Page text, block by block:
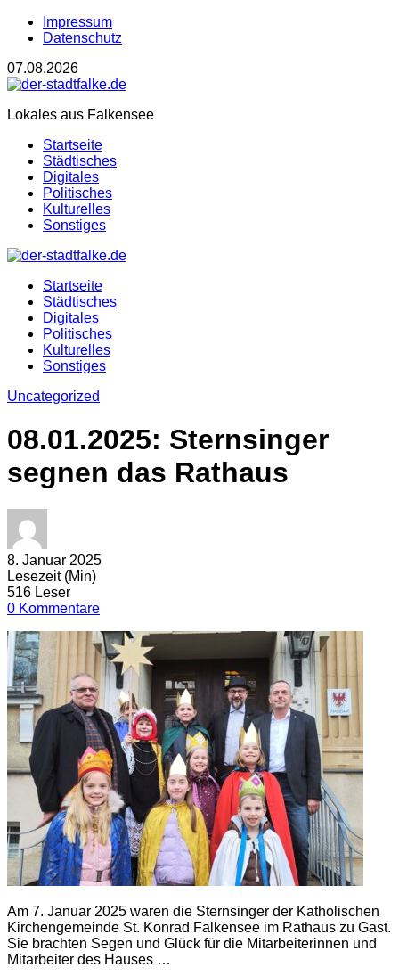
Impressum
Datenschutz
07.08.2026
Lokales aus Falkensee
Startseite
Städtisches
Digitales
Politisches
Kulturelles
Sonstiges
Startseite
Städtisches
Digitales
Politisches
Kulturelles
Sonstiges
Uncategorized
08.01.2025: Sternsinger
segnen das Rathaus
8. Januar 2025
Lesezeit (Min)
516 Leser
0 Kommentare
Am 7. Januar 2025 waren die Sternsinger der Katholischen
Kirchengemeinde St. Konrad Falkensee im Rathaus zu Gast.
Sie brachten Segen und Glück für die Mitarbeiterinnen und
Mitarbeiter des Hauses …